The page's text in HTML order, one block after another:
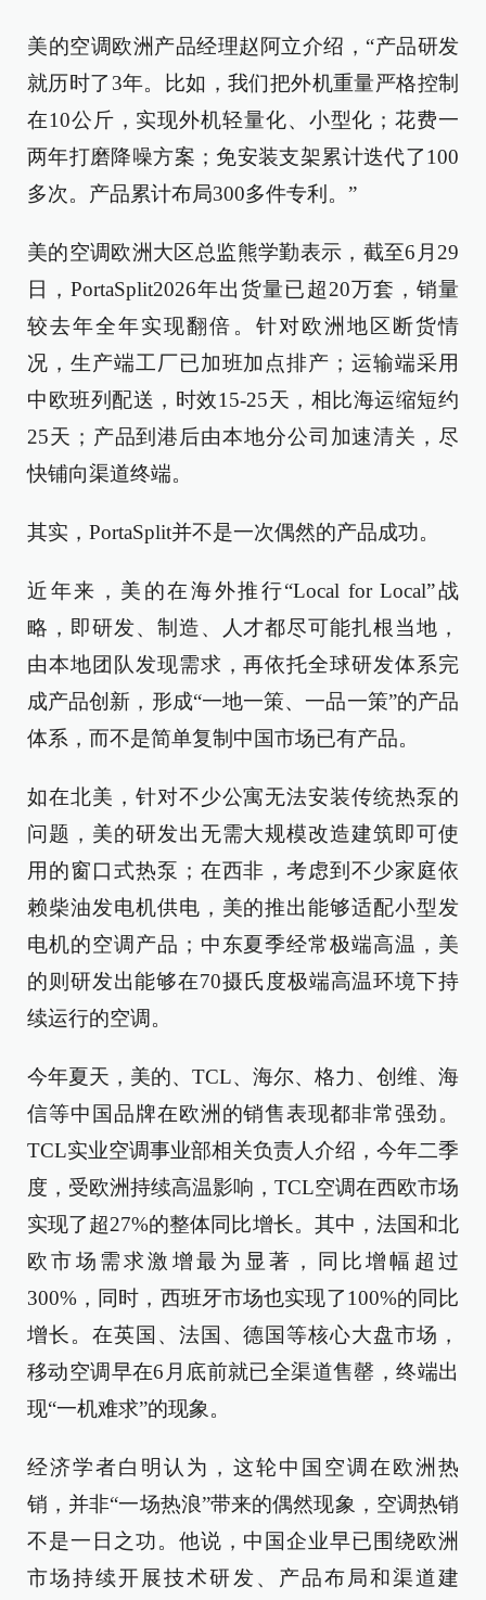
美的空调欧洲产品经理赵阿立介绍，“产品研发
就历时了3年。比如，我们把外机重量严格控制
在10公斤，实现外机轻量化、小型化；花费一
两年打磨降噪方案；免安装支架累计迭代了100
多次。产品累计布局300多件专利。”
美的空调欧洲大区总监熊学勤表示，截至6月29
日，PortaSplit2026年出货量已超20万套，销量
较去年全年实现翻倍。针对欧洲地区断货情
况，生产端工厂已加班加点排产；运输端采用
中欧班列配送，时效15-25天，相比海运缩短约
25天；产品到港后由本地分公司加速清关，尽
快铺向渠道终端。
其实，PortaSplit并不是一次偶然的产品成功。
近年来，美的在海外推行“Local for Local”战
略，即研发、制造、人才都尽可能扎根当地，
由本地团队发现需求，再依托全球研发体系完
成产品创新，形成“一地一策、一品一策”的产品
体系，而不是简单复制中国市场已有产品。
如在北美，针对不少公寓无法安装传统热泵的
问题，美的研发出无需大规模改造建筑即可使
用的窗口式热泵；在西非，考虑到不少家庭依
赖柴油发电机供电，美的推出能够适配小型发
电机的空调产品；中东夏季经常极端高温，美
的则研发出能够在70摄氏度极端高温环境下持
续运行的空调。
今年夏天，美的、TCL、海尔、格力、创维、海
信等中国品牌在欧洲的销售表现都非常强劲。
TCL实业空调事业部相关负责人介绍，今年二季
度，受欧洲持续高温影响，TCL空调在西欧市场
实现了超27%的整体同比增长。其中，法国和北
欧市场需求激增最为显著，同比增幅超过
300%，同时，西班牙市场也实现了100%的同比
增长。在英国、法国、德国等核心大盘市场，
移动空调早在6月底前就已全渠道售罄，终端出
现“一机难求”的现象。
经济学者白明认为，这轮中国空调在欧洲热
销，并非“一场热浪”带来的偶然现象，空调热销
不是一日之功。他说，中国企业早已围绕欧洲
市场持续开展技术研发、产品布局和渠道建